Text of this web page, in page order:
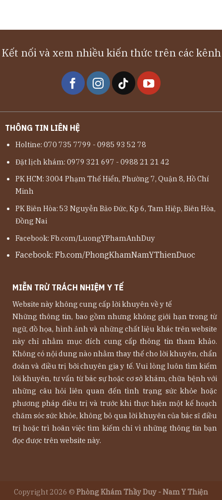
Kết nối và xem nhiều kiến thức trên các kênh
THÔNG TIN LIÊN HỆ
Holtine: 070 735 7799 - 0985 93 52 78
Đặt lịch khám: 0979 321 697 - 0988 21 21 42
PK HCM: 3004 Phạm Thế Hiển, Phường 7, Quận 8, Hồ Chí
Minh
PK Biên Hòa: 53 Nguyễn Bảo Đức, Kp 6, Tam Hiệp, Biên Hòa,
Đồng Nai
Facebook: Fb.com/LuongYPhamAnhDuy
Facebook: Fb.com/PhongKhamNamYThienDuoc
MIỄN TRỪ TRÁCH NHIỆM Y TẾ
Website này không cung cấp lời khuyên về y tế
Những thông tin, bao gồm nhưng không giới hạn trong từ
ngữ, đồ họa, hình ảnh và những chất liệu khác trên website
này chỉ nhằm mục đích cung cấp thông tin tham khảo.
Không có nội dung nào nhằm thay thế cho lời khuyên, chẩn
đoán và điều trị bởi chuyên gia y tế. Vui lòng luôn tìm kiếm
lời khuyên, tư vấn từ bác sự hoặc cơ sở khám, chữa bệnh với
những câu hỏi liên quan đến tình trạng sức khỏe hoặc
phương pháp điều trị và trước khi thực hiện một kế hoạch
chăm sóc sức khỏe, không bỏ qua lời khuyên của bác sĩ điều
trị hoặc trì hoãn việc tìm kiếm chỉ vì những thông tin bạn
đọc được trên website này.
Copyright 2026 © Phòng Khám Thầy Duy - Nam Y Thiện